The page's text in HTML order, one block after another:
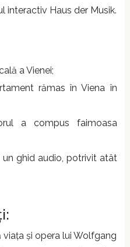
interactiv Haus der Musik.
a Vienei;
rămas în Viena în
a compus faimoasa
ghid audio, potrivit atât
și opera lui Wolfgang